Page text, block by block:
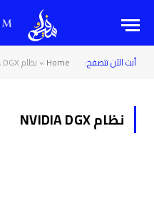
أنت الآن تتصفح: Home
» نظام NVIDIA DGX
نظام NVIDIA DGX